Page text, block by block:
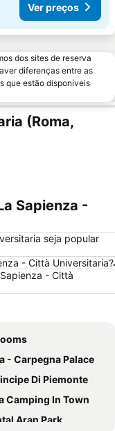
Ver preços
dos sites de reserva
diferenças entre as
que estão disponíveis
(Roma,
Sapienza -
seja popular
- Città Universitaria?
- Città
- Carpegna Palace
Di Piemonte
Camping In Town
Aran Park